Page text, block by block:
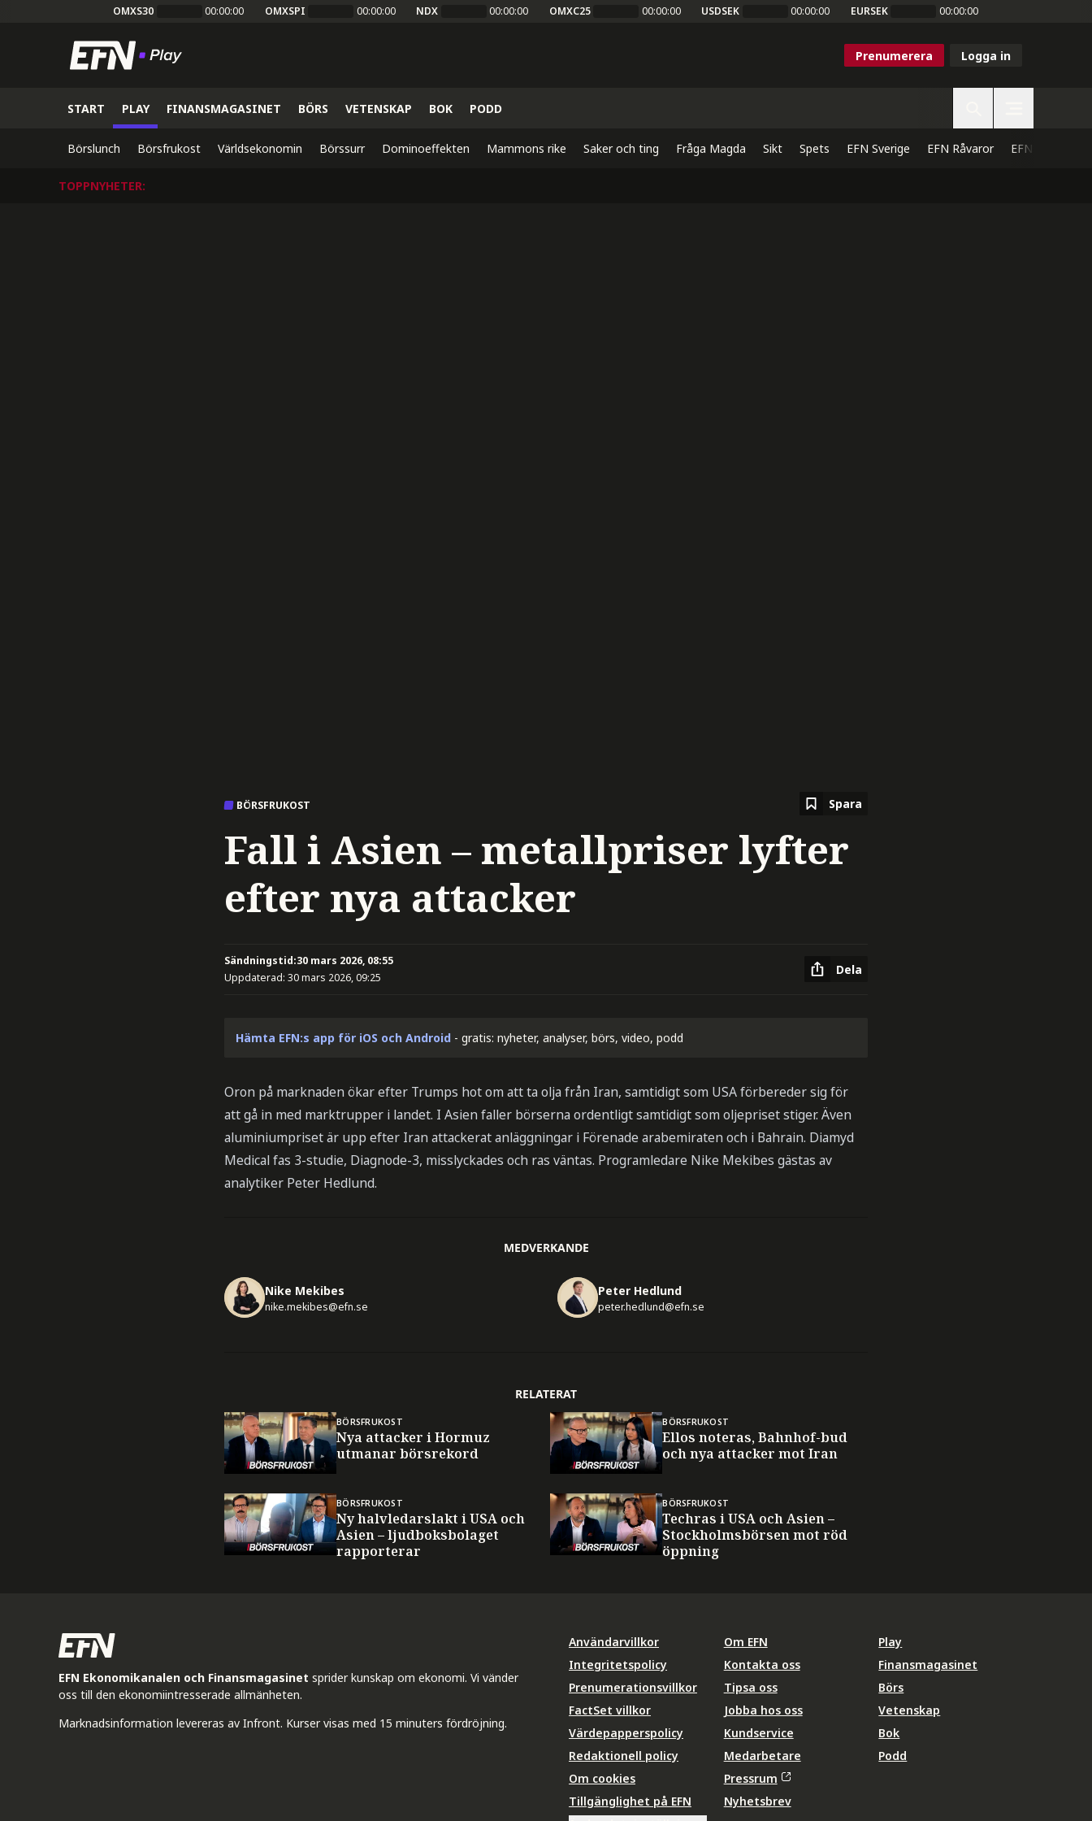
OMXS30 00:00:00 OMXSPI 00:00:00 NDX 00:00:00 OMXC25 00:00:00 USDSEK 00:00:00 EURSEK 00:00:00
Prenumerera Logga in
START PLAY FINANSMAGASINET BÖRS VETENSKAP BOK PODD
Börslunch Börsfrukost Världsekonomin Börssurr Dominoeffekten Mammons rike Saker och ting Fråga Magda Sikt Spets EFN Sverige EFN Råvaror EFN Direkt
TOPPNYHETER:
BÖRSFRUKOST Spara
Fall i Asien – metallpriser lyfter
efter nya attacker
Sändningstid:30 mars 2026, 08:55
Uppdaterad: 30 mars 2026, 09:25
Dela
Hämta EFN:s app för iOS och Android - gratis: nyheter, analyser, börs, video, podd
Oron på marknaden ökar efter Trumps hot om att ta olja från Iran, samtidigt som USA förbereder sig för
att gå in med marktrupper i landet. I Asien faller börserna ordentligt samtidigt som oljepriset stiger. Även
aluminiumpriset är upp efter Iran attackerat anläggningar i Förenade arabemiraten och i Bahrain. Diamyd
Medical fas 3-studie, Diagnode-3, misslyckades och ras väntas. Programledare Nike Mekibes gästas av
analytiker Peter Hedlund.
MEDVERKANDE
Nike Mekibes
nike.mekibes@efn.se
Peter Hedlund
peter.hedlund@efn.se
RELATERAT
BÖRSFRUKOST
Nya attacker i Hormuz
utmanar börsrekord
BÖRSFRUKOST
Ellos noteras, Bahnhof-bud
och nya attacker mot Iran
BÖRSFRUKOST
Ny halvledarslakt i USA och
Asien – ljudboksbolaget
rapporterar
BÖRSFRUKOST
Techras i USA och Asien –
Stockholmsbörsen mot röd
öppning
EFN Ekonomikanalen och Finansmagasinet sprider kunskap om ekonomi. Vi vänder
oss till den ekonomiintresserade allmänheten.
Marknadsinformation levereras av Infront. Kurser visas med 15 minuters fördröjning.
Användarvillkor
Integritetspolicy
Prenumerationsvillkor
FactSet villkor
Värdepapperspolicy
Redaktionell policy
Om cookies
Tillgänglighet på EFN
Om EFN
Kontakta oss
Tipsa oss
Jobba hos oss
Kundservice
Medarbetare
Pressrum
Nyhetsbrev
Play
Finansmagasinet
Börs
Vetenskap
Bok
Podd